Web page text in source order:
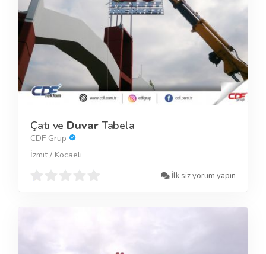
Çatı ve DuvarTabela
CDF Grup
İzmit / Kocaeli
İlk siz yorum yapın